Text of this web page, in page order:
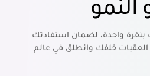
واحدة، لضمان استفادتك
خلفك وانطلق في عالم